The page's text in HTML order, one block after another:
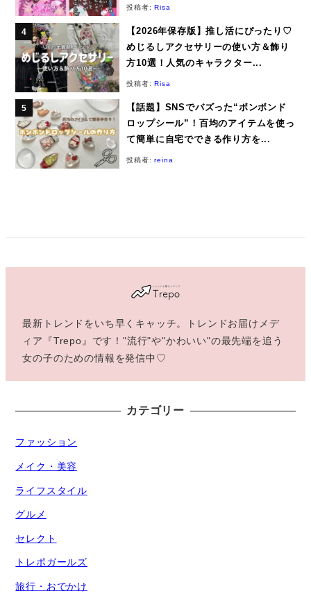
投稿者:Risa
【2026年保存版】推し活にぴったり♡
めじるしアクセサリーの使い方＆飾り
方10選！人気のキャラクター...
投稿者:Risa
【話題】SNSでバズった“ボンボンド
ロップシール”！百均のアイテムを使っ
て簡単に自宅でできる作り方を...
投稿者:reina
最新トレンドをいち早くキャッチ。トレンドお届けメデ
ィア『Trepo』です！"流行"や"かわいい"の最先端を追う
女の子のための情報を発信中♡
カテゴリー
ファッション
メイク・美容
ライフスタイル
グルメ
セレクト
トレポガールズ
旅行・おでかけ